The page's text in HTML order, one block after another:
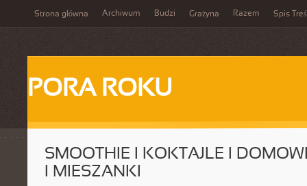
Strona główna Archiwum Budzi Grażyna Razem Spis
PORA ROKU
SMOOTHIE I KOKTAJLE I
I MIESZANKI